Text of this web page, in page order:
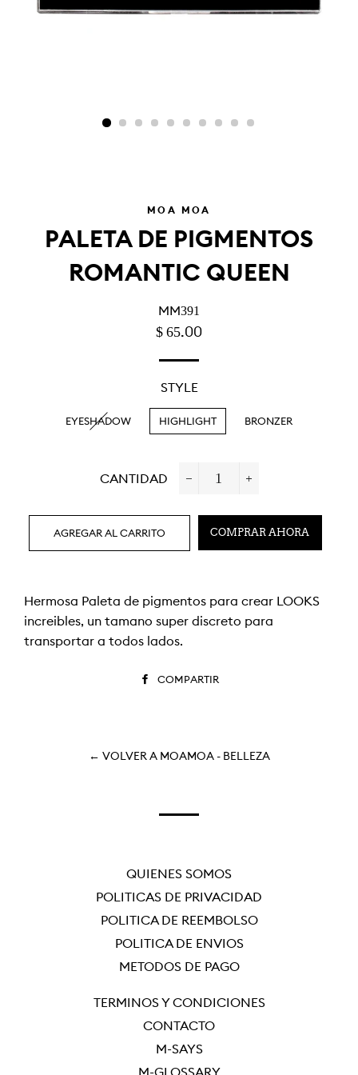
MÓA MOA
PALETA DE PIGMENTOS
ROMANTIC QUEEN
MM391
PRECIO
PRECIO
$ 65.00
STYLE
EYESHADOW HIGHLIGHT BRONZER
CANTIDAD
AGREGAR AL CARRITO COMPRAR AHORA
Hermosa Paleta de pigmentos para crear LOOKS
increíbles, un tamaño super discreto para
transportar a todos lados.
COMPARTIR
← VOLVER A MOAMOA - BELLEZA
QUIÉNES SOMOS
POLÍTICAS DE PRIVACIDAD
POLÍTICA DE REEMBOLSO
POLÍTICA DE ENVÍOS
MÉTODOS DE PAGO
TÉRMINOS Y CONDICIONES
CONTACTO
M-SAYS
M-GLOSSARY